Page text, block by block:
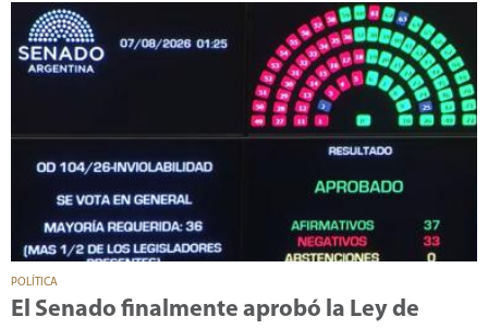
POLÍTICA
El Senado finalmente aprobó la Ley de